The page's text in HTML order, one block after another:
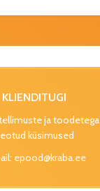
KLIENDITUGI
ja toodetega
küsimused
epood@kraba.ee